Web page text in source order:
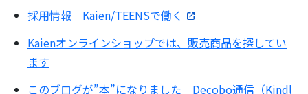
採用情報 Kaien/TEENSで働く
Kaienオンラインショップでは、販売商品を探してい
ます
このブログが”本”になりました Decobo通信（Kindl